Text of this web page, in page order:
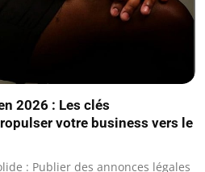
2026 : Les clés
votre business vers le
: Publier des annonces légales